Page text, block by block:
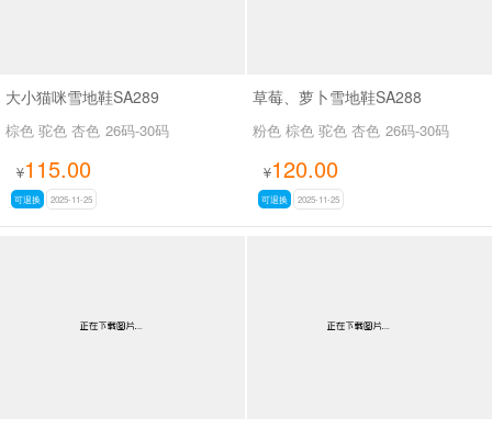
大小猫咪雪地鞋SA289
棕色 驼色 杏色 26码-30码
¥115.00
可退换 2025-11-25
草莓、萝卜雪地鞋SA288
粉色 棕色 驼色 杏色 26码-30码
¥120.00
可退换 2025-11-25